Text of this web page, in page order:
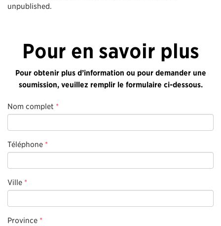
unpublished.
Pour en savoir plus
Pour obtenir plus d’information ou pour demander une
soumission, veuillez remplir le formulaire ci-dessous.
Nom complet *
Téléphone *
Ville *
Province *